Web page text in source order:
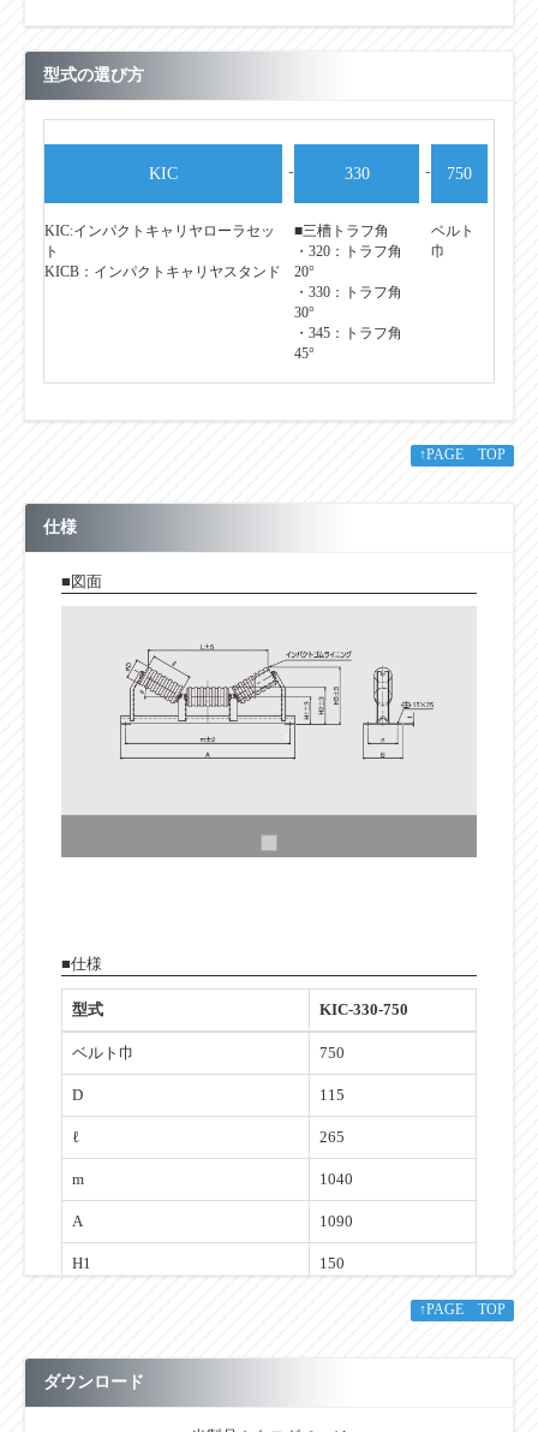
型式の選び方
KIC
KIC:インパクトキャリヤローラセッ
ト
KICB：インパクトキャリヤスタンド
- 330
■三槽トラフ角
・320：トラフ角
20°
・330：トラフ角
30°
・345：トラフ角
45°
- 750
ベルト
巾
↑PAGE TOP
仕様
■図面
■仕様
型式 KIC-330-750
ベルト巾 750
D 115
ℓ 265
m 1040
A 1090
H1 150
L
↑PAGE TOP
ダウンロード